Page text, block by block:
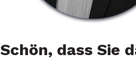
Schön, dass Sie